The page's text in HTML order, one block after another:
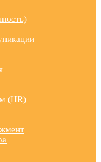
(HR)